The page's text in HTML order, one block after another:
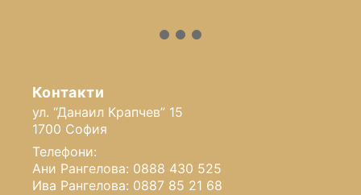
Контакти
ул. “Данаил Крапчев” 15
1700 София
Телефони:
Ани Рангелова: 0888 430 525
Ива Рангелова: 0887 85 21 68